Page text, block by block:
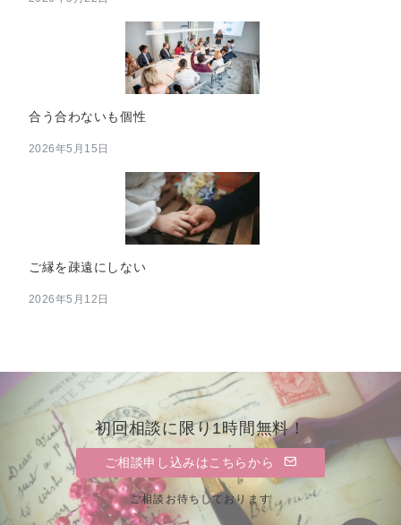
合う合わないも個性
2026年5月15日
ご縁を疎遠にしない
2026年5月12日
初回相談に限り1時間無料！
ご相談申し込みはこちらから
ご相談お待ちしております